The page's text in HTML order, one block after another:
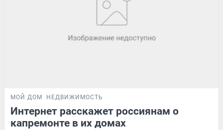
МОЙ ДОМ НЕДВИЖИМОСТЬ
Интернет расскажет россиянам о
капремонте в их домах